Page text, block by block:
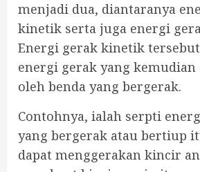
menjadi dua, diantaranya
kinetik serta juga energi
Energi gerak kinetik
energi gerak yang
oleh benda yang bergerak.
Contohnya, ialah serpti
yang bergerak atau bertiup
dapat menggerakan kincir